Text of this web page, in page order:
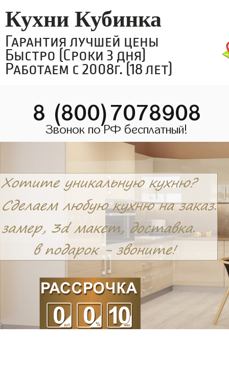
Кухни Кубинка
Гарантия лучшей цены
Быстро (Сроки 3 дня)
Работаем с 2008г. (18 лет)
8 (800)7078908
Звонок по РФ бесплатный!